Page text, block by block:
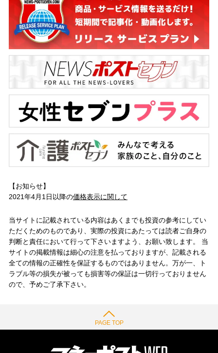
【お知らせ】
2021年4月1日以降の価格表示に関して
当サイトに記載されている内容はあくまでも投資の参考にしてい
ただくためのものであり、実際の投資にあたっては読者ご自身の
判断と責任において行って下さいますよう、お願い致します。 当
サイトの掲載情報は細心の注意を払っておりますが、記載される
全ての情報の正確性を保証するものではありません。万が一、ト
ラブル等の損失が被っても損害等の保証は一切行っておりません
ので、予めご了承下さい。
PAGE TOP